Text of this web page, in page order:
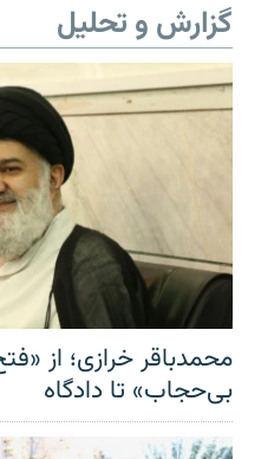
گزارش و تحلیل
محمدباقر خرازی؛ از
بی‌حجاب» تا دادگاه